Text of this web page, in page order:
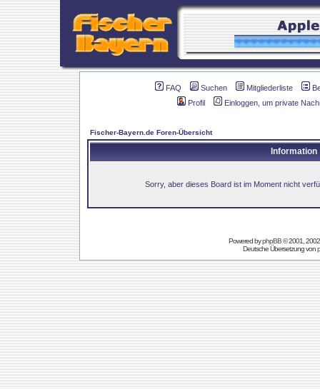
FAQ Suchen Mitgliederliste
Profil
Einloggen, um private
Fischer-Bayern.de Foren-Übersicht
Information
Sorry, aber dieses Board ist im Moment nicht
Powered byphpBB© 2001,
Deutsche Übersetzung von